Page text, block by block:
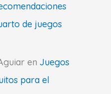
de juegos
en Juegos
para el